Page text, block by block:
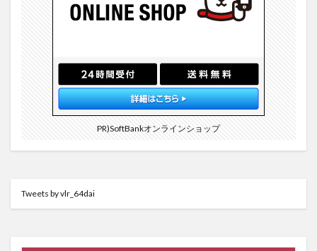
PR)SoftBankオンラインショップ
Tweets by vlr_64dai